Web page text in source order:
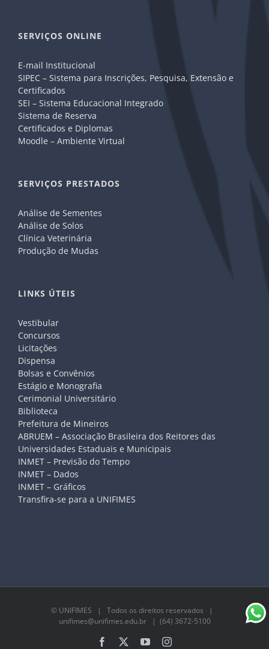
SERVIÇOS ONLINE
E-mail Institucional
SIPEC – Sistema para Inscrições, Pesquisa, Extensão e
Certificados
SEI – Sistema Educacional Integrado
Sistema de Reserva
Certificados e Diplomas
Moodle – Ambiente Virtual
SERVIÇOS PRESTADOS
Análise de Sementes
Análise de Solos
Clínica Veterinária
Produção de Mudas
LINKS ÚTEIS
Vestibular
Concursos
Licitações
Dispensa
Bolsas e Convênios
Estágio e Monografia
Cerimonial Universitário
Biblioteca
Prefeitura de Mineiros
ABRUEM – Associação Brasileira dos Reitores das
Universidades Estaduais e Municipais
INMET – Previsão do Tempo
INMET – Dados
INMET – Gráficos
Transfira-se para a UNIFIMES
© UNIFIMES | Todos os direitos reservados |
unifimes@unifimes.edu.br| (64) 3672-5100
Facebook YouTubeInstagram